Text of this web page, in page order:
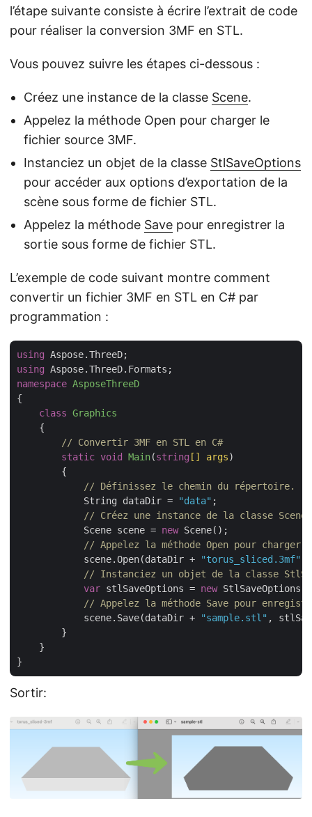
l’étape suivante consiste à écrire l’extrait de code
pour réaliser la conversion 3MF en STL.
Vous pouvez suivre les étapes ci-dessous :
Créez une instance de la classe Scene.
Appelez la méthode Open pour charger le
fichier source 3MF.
Instanciez un objet de la classe StlSaveOptions
pour accéder aux options d’exportation de la
scène sous forme de fichier STL.
Appelez la méthode Save pour enregistrer la
sortie sous forme de fichier STL.
L’exemple de code suivant montre comment
convertir un fichier 3MF en STL en C# par
programmation :
using
using
namespace AsposeThreeD
{
class Graphics
    {
// Convertir 3MF en STL en C#
static void Main(string [] args)
        {
// Définissez le chemin du répertoire.
            String dataDir =
"data" ;
// Créez une instance de la classe Scene.
            Scene scene =
new Scene();
// Appelez la méthode Open pour
            scene.Open(dataDir +
"torus_sliced.3mf"
// Instanciez un objet de la classe
var stlSaveOptions = new
// Appelez la méthode Save pour
            scene.Save(dataDir +
"sample.stl" ,
        }
    }
Sortir: